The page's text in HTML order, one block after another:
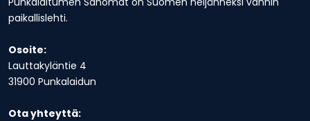
paikallislehti.
Osoite:
Lauttakyläntie 4
31900 Punkalaidun
Ota yhteyttä: